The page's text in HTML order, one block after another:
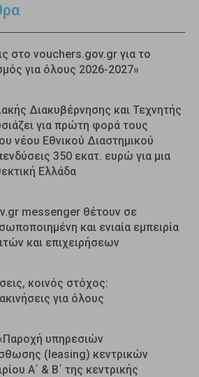
στο vouchers.gov.gr για το
για όλους 2026-2027»
Διακυβέρνησης και Τεχνητής
για πρώτη φορά τους
νέου Εθνικού Διαστημικού
350 εκατ. ευρώ για μια
Ελλάδα
messenger θέτουν σε
και ενιαία εμπειρία
και επιχειρήσεων
κοινός στόχος:
για όλους
υπηρεσιών
(leasing) κεντρικών
Α΄ & Β΄ της κεντρικής